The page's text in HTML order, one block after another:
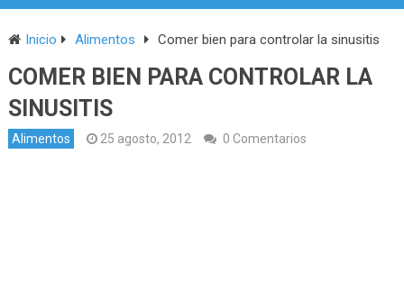
Inicio Alimentos Comer bien para controlar la sinusitis
COMER BIEN PARA CONTROLAR LA
SINUSITIS
Alimentos 25 agosto, 2012 0 Comentarios